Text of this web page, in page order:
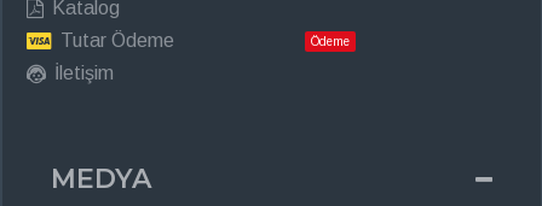
Katalog
Tutar Ödeme
Ödeme
İletişim
MEDYA